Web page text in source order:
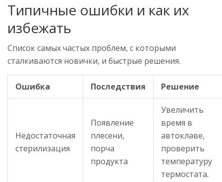
Типичные ошибки и как их
избежать
Список самых частых проблем, с которыми
сталкиваются новички, и быстрые решения.
Ошибка Последствия Решение
Недостаточная
стерилизация
Появление
плесени,
порча
продукта
Увеличить
время в
автоклаве,
проверить
температуру
термостата.